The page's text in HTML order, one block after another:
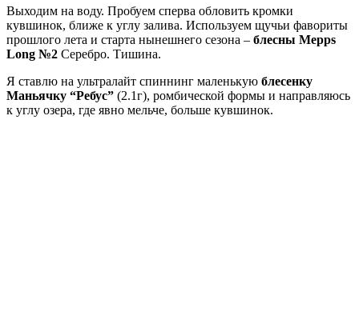
Выходим на воду. Пробуем сперва обловить кромки
кувшинок, ближе к углу залива. Используем щучьи фавориты
прошлого лета и старта нынешнего сезона – блесны Mepps
Long №2 Серебро. Тишина.
Я ставлю на ультралайт спиннинг маленькую блесенку
Маньячку “Ребус” (2.1г), ромбической формы и направляюсь
к углу озера, где явно мельче, больше кувшинок.